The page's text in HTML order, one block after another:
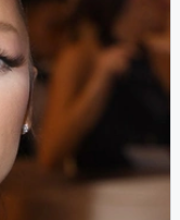
Нет